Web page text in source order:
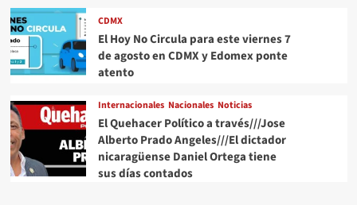
CDMX
El Hoy No Circula para este viernes 7
de agosto en CDMX y Edomex ponte
atento
Internacionales Nacionales Noticias
El Quehacer Político a través///Jose
Alberto Prado Angeles///El dictador
nicaragüense Daniel Ortega tiene
sus días contados